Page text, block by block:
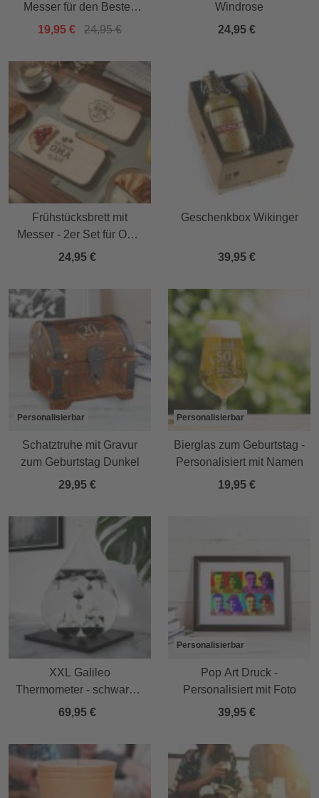
Messer für den Besten
Opa
19,95 € 24,95 €
Windrose
24,95 €
Frühstücksbrett mit
Messer - 2er Set für Oma
& Opa
24,95 €
Geschenkbox Wikinger
39,95 €
Personalisierbar
Schatztruhe mit Gravur
zum Geburtstag Dunkel
29,95 €
Personalisierbar
Bierglas zum Geburtstag -
Personalisiert mit Namen
19,95 €
XXL Galileo
Thermometer - schwarzer
Tropfen
69,95 €
Personalisierbar
Pop Art Druck -
Personalisiert mit Foto
39,95 €